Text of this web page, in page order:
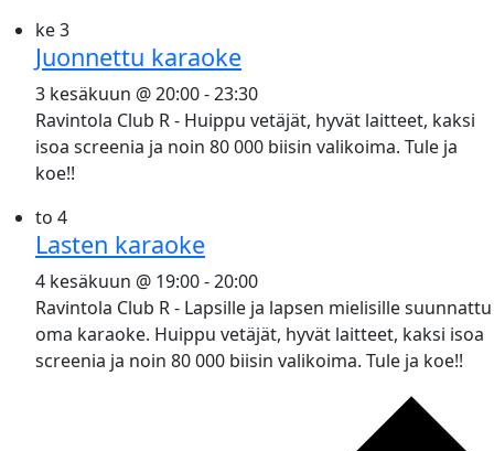
ke3
Juonnettu karaoke
3 kesäkuun @ 20:00-23:30
Ravintola Club R - Huippu vetäjät, hyvät laitteet, kaksi
isoa screenia ja noin 80 000 biisin valikoima. Tule ja
koe!!
to 4
Lasten karaoke
4 kesäkuun @ 19:00-20:00
Ravintola Club R - Lapsille ja lapsen mielisille suunnattu
oma karaoke. Huippu vetäjät, hyvät laitteet, kaksi isoa
screenia ja noin 80 000 biisin valikoima. Tule ja koe!!